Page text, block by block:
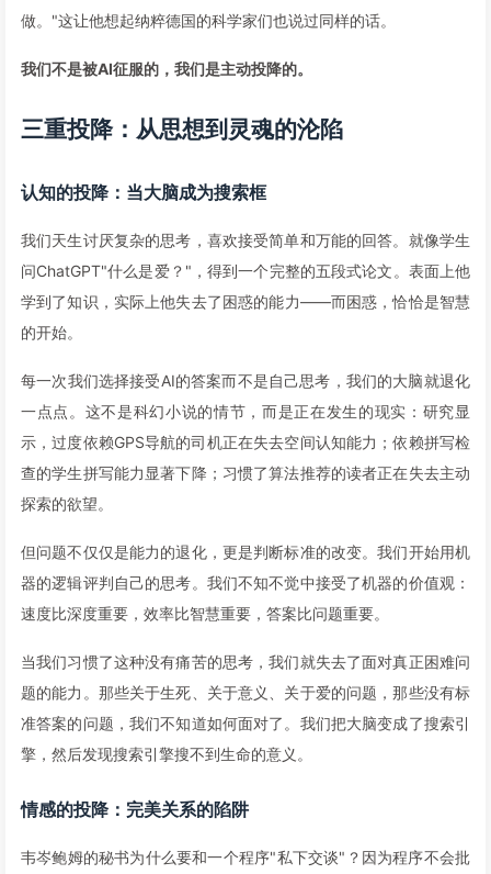
做。"这让他想起纳粹德国的科学家们也说过同样的话。
我们不是被AI征服的，我们是主动投降的。
三重投降：从思想到灵魂的沦陷
认知的投降：当大脑成为搜索框
我们天生讨厌复杂的思考，喜欢接受简单和万能的回答。就像学生
问ChatGPT"什么是爱？"，得到一个完整的五段式论文。表面上他
学到了知识，实际上他失去了困惑的能力——而困惑，恰恰是智慧
的开始。
每一次我们选择接受AI的答案而不是自己思考，我们的大脑就退化
一点点。这不是科幻小说的情节，而是正在发生的现实：研究显
示，过度依赖GPS导航的司机正在失去空间认知能力；依赖拼写检
查的学生拼写能力显著下降；习惯了算法推荐的读者正在失去主动
探索的欲望。
但问题不仅仅是能力的退化，更是判断标准的改变。我们开始用机
器的逻辑评判自己的思考。我们不知不觉中接受了机器的价值观：
速度比深度重要，效率比智慧重要，答案比问题重要。
当我们习惯了这种没有痛苦的思考，我们就失去了面对真正困难问
题的能力。那些关于生死、关于意义、关于爱的问题，那些没有标
准答案的问题，我们不知道如何面对了。我们把大脑变成了搜索引
擎，然后发现搜索引擎搜不到生命的意义。
情感的投降：完美关系的陷阱
韦岑鲍姆的秘书为什么要和一个程序"私下交谈"？因为程序不会批